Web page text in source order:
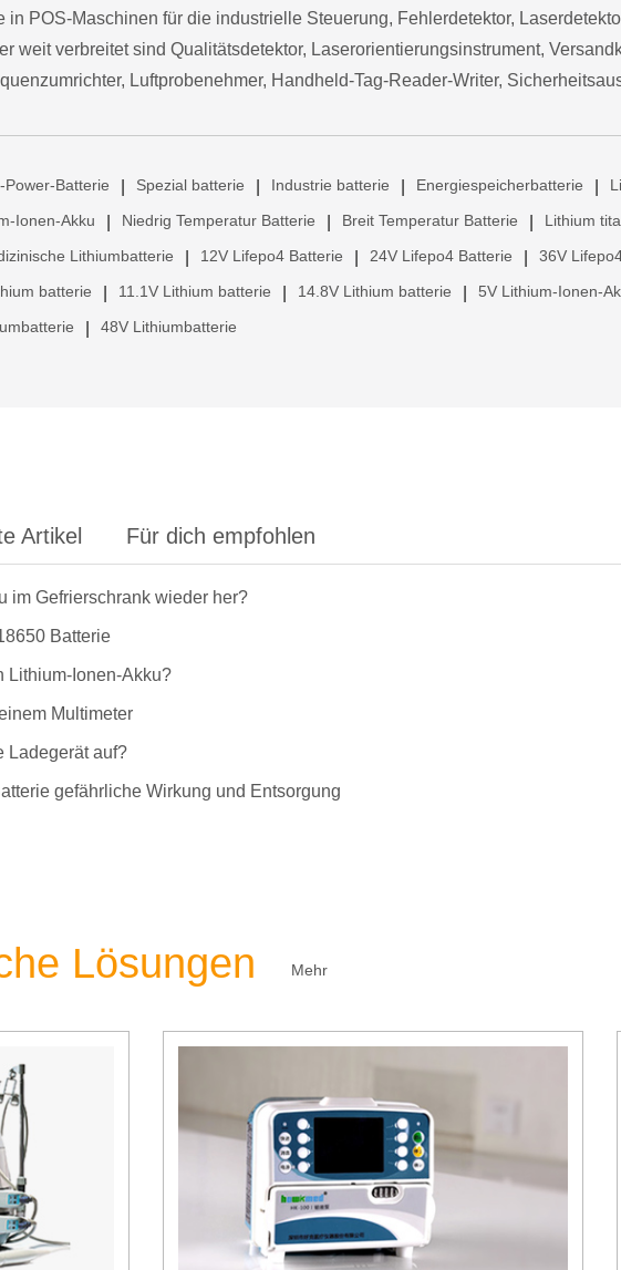
in POS-Maschinen für die industrielle Steuerung, Fehlerdetektor,
weit verbreitet sind Qualitätsdetektor, Laserorientierungsinstrument,
Luftprobenehmer, Handheld-Tag-Reader-Writer,
Power-Batterie Spezial batterie Industrie batterie Energiespeicherbatterie
Ionen-Akku Niedrig Temperatur Batterie Breit Temperatur Batterie
Lithium
Lithiumbatterie 12V Lifepo4 Batterie 24V Lifepo4 Batterie
36V
batterie 11.1V Lithium batterie 14.8V Lithium batterie
5V Lithium-Ionen-
48V Lithiumbatterie
Artikel Für dich empfohlen
im Gefrierschrank wieder her?
Batterie
Lithium-Ionen-Akku?
Multimeter
Ladegerät auf?
gefährliche Wirkung und Entsorgung
Lösungen Mehr